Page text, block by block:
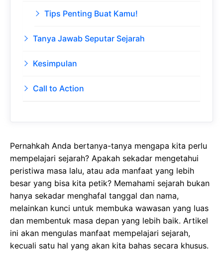
Tips Penting Buat Kamu!
Tanya Jawab Seputar Sejarah
Kesimpulan
Call to Action
Pernahkah Anda bertanya-tanya mengapa kita perlu
mempelajari sejarah? Apakah sekadar mengetahui
peristiwa masa lalu, atau ada manfaat yang lebih
besar yang bisa kita petik? Memahami sejarah bukan
hanya sekadar menghafal tanggal dan nama,
melainkan kunci untuk membuka wawasan yang luas
dan membentuk masa depan yang lebih baik. Artikel
ini akan mengulas manfaat mempelajari sejarah,
kecuali satu hal yang akan kita bahas secara khusus.